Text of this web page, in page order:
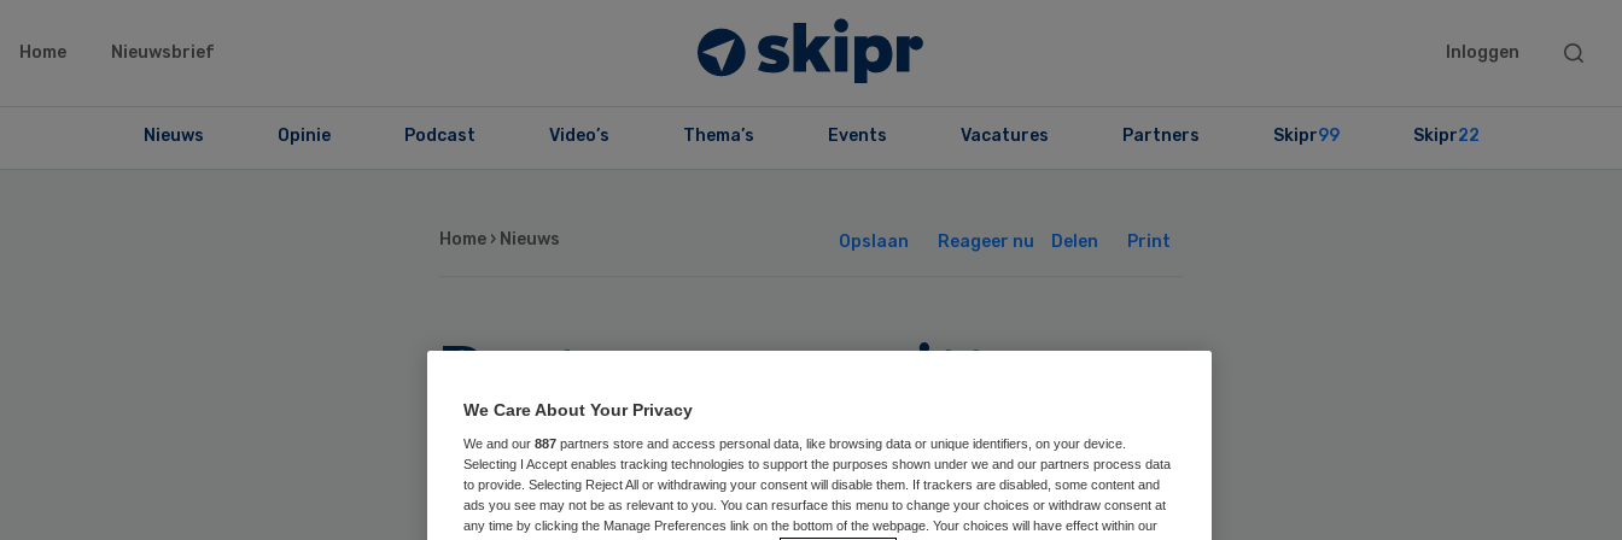
Home Nieuwsbrief Inloggen
Search
Nieuws Opinie Podcast Video’s Thema’s Events Vacatures Partners Skipr99 Skipr22
Home › Nieuws Opslaan Reageer nu Delen Print
Bestuursvoorzitter
GGZ Friesland
vertrekt
We Care About Your Privacy
We and our 887 partners store and access personal data, like browsing data or unique identifiers, on your device.
Selecting I Accept enables tracking technologies to support the purposes shown under we and our partners process data
to provide. Selecting Reject All or withdrawing your consent will disable them. If trackers are disabled, some content and
ads you see may not be as relevant to you. You can resurface this menu to change your choices or withdraw consent at
any time by clicking the Manage Preferences link on the bottom of the webpage. Your choices will have effect within our